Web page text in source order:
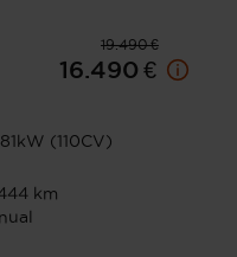
19.490 €
16.490 €
(110CV)
km